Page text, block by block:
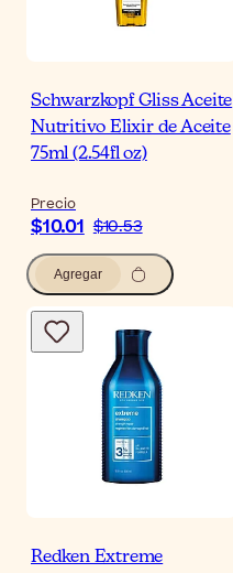
Schwarzkopf Gliss Aceite
Nutritivo Elixir de Aceite
75ml (2.54fl oz)
Precio
$10.01 $10.53
Agregar
Redken Extreme